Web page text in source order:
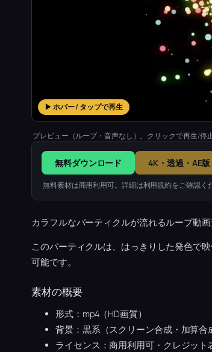
▶ ホバー / タップで再生
プレビュー（ループ・音声なし）。クリックで再生/停止
無料ダウンロード 4K・透過・AE
無料素材は商用利用可。詳細は利用規約をご確認く
カラフルなパーティクルが流れるループ動
このパーティクルは、はっきりした発色で
可能です。
素材の概要
形式：mp4（HD画質）
背景：黒系（スクリーン合成・加算合
ライセンス：商用利用可・クレジット